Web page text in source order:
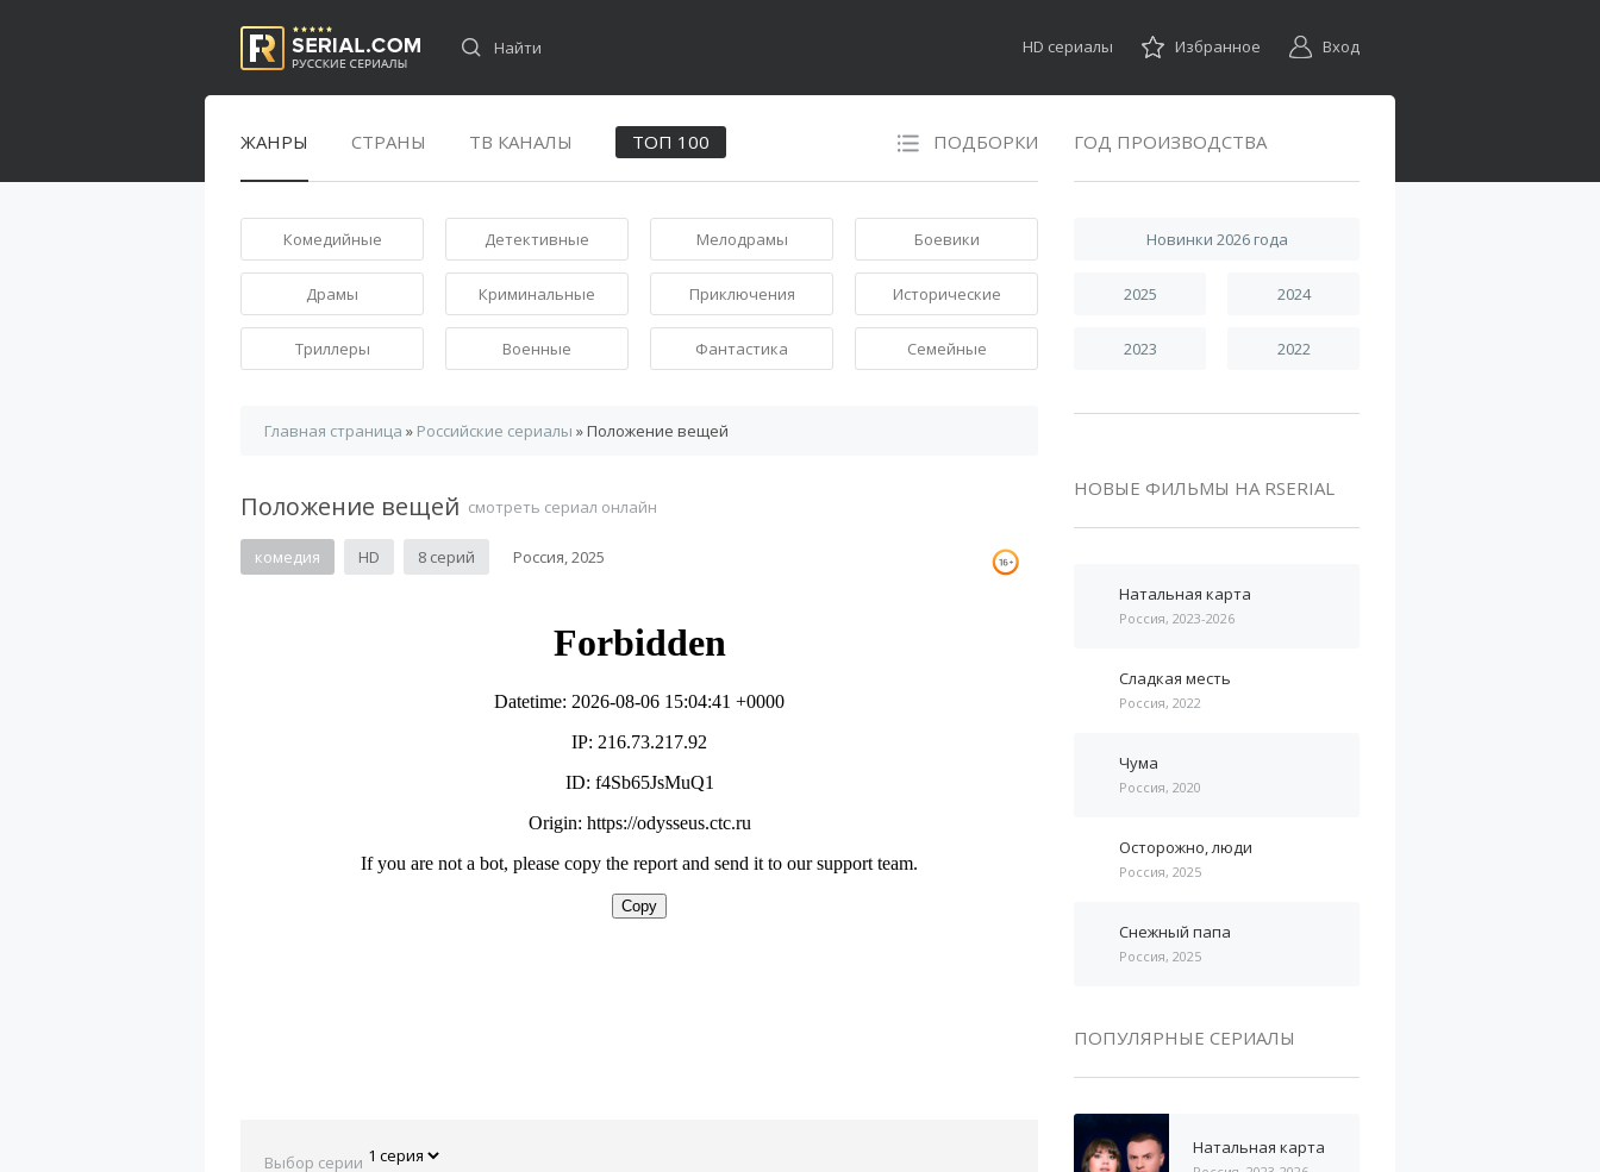
HD сериалы Избранное Вход
ЖАНРЫ СТРАНЫ ТВ КАНАЛЫ ПОДБОРКИ
ТОП 100
Комедийные Детективные Мелодрамы Боевики
Драмы Криминальные Приключения Исторические
Триллеры Военные Фантастика Семейные
Главная страница » Российские сериалы » Положение вещей
Положение вещей смотреть сериал онлайн
комедия HD 8 серий Россия, 2025
Выбор серии
ГОД ПРОИЗВОДСТВА
Новинки 2026 года
2025 2024
2023 2022
НОВЫЕ ФИЛЬМЫ НА RSERIAL
Натальная карта
Россия, 2023-2026
Сладкая месть
Россия, 2022
Чума
Россия, 2020
Осторожно, люди
Россия, 2025
Снежный папа
Россия, 2025
ПОПУЛЯРНЫЕ СЕРИАЛЫ
Натальная карта